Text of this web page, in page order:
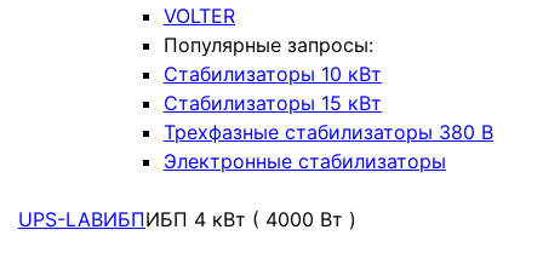
VOLTER
Популярные запросы:
Стабилизаторы 10 кВт
Стабилизаторы 15 кВт
Трехфазные стабилизаторы 380 В
Электронные стабилизаторы
UPS-LABИБПИБП 4 кВт ( 4000 Вт )